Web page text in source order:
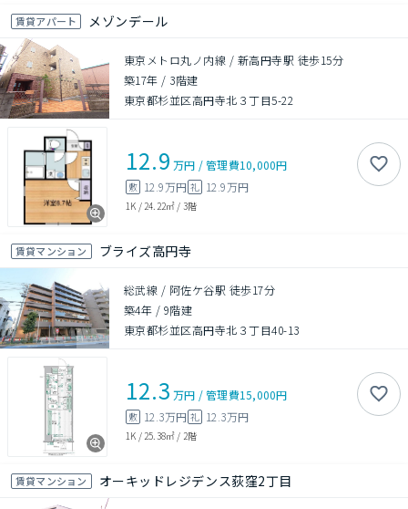
賃貸アパート メゾンデール
東京メトロ丸ノ内線 / 新高円寺駅 徒歩15分
築17年 / 3階建
東京都杉並区高円寺北３丁目5-22
12.9 万円 /管理費10,000円
敷 12.9万円 礼 12.9万円
1K / 24.22㎡ / 3階
賃貸マンション ブライズ高円寺
総武線 / 阿佐ケ谷駅 徒歩17分
築4年 / 9階建
東京都杉並区高円寺北３丁目40-13
12.3 万円 /管理費15,000円
敷 12.3万円 礼 12.3万円
1K / 25.38㎡ / 2階
賃貸マンション オーキッドレジデンス荻窪2丁目